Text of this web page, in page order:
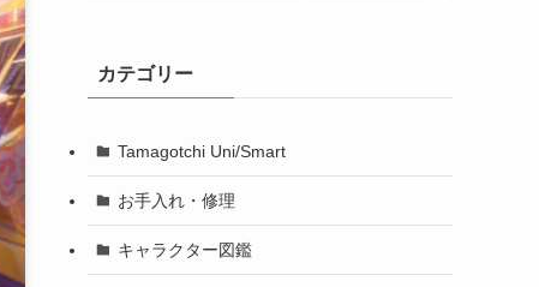
カテゴリー
Tamagotchi Uni/Smart
お手入れ・修理
キャラクター図鑑